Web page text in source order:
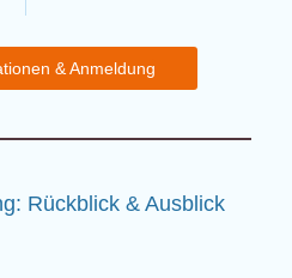
& Anmeldung
Rückblick & Ausblick